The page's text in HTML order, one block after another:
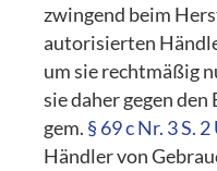
zwingend beim
autorisierten
um sie rechtmäßig
sie daher gegen
gem. § 69 c Nr. 3 S.
Händler von